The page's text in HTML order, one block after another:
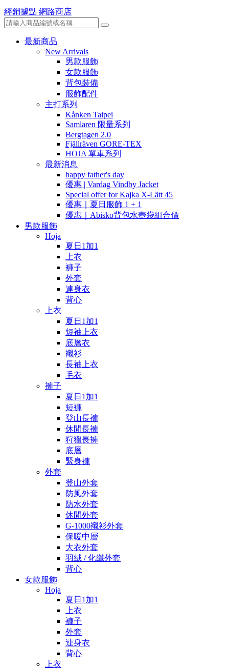
經銷據點 網路商店
最新商品
New Arrivals
男款服飾
女款服飾
背包裝備
服飾配件
主打系列
Kånken Taipei
Samlaren 限量系列
Bergtagen 2.0
Fjällräven GORE-TEX
HOJA 單車系列
最新消息
happy father's day
優惠 | Vardag Vindby Jacket
Special offer for Kajka X-Lätt 45
優惠｜夏日服飾 1 + 1
優惠｜Abisko背包水壺袋組合價
男款服飾
Hoja
夏日1加1
上衣
褲子
外套
連身衣
背心
上衣
夏日1加1
短袖上衣
底層衣
襯衫
長袖上衣
毛衣
褲子
夏日1加1
短褲
登山長褲
休閒長褲
狩獵長褲
底層
緊身褲
外套
登山外套
防風外套
防水外套
休閒外套
G-1000襯衫外套
保暖中層
大衣外套
羽絨 / 化纖外套
背心
女款服飾
Hoja
夏日1加1
上衣
褲子
外套
連身衣
背心
上衣